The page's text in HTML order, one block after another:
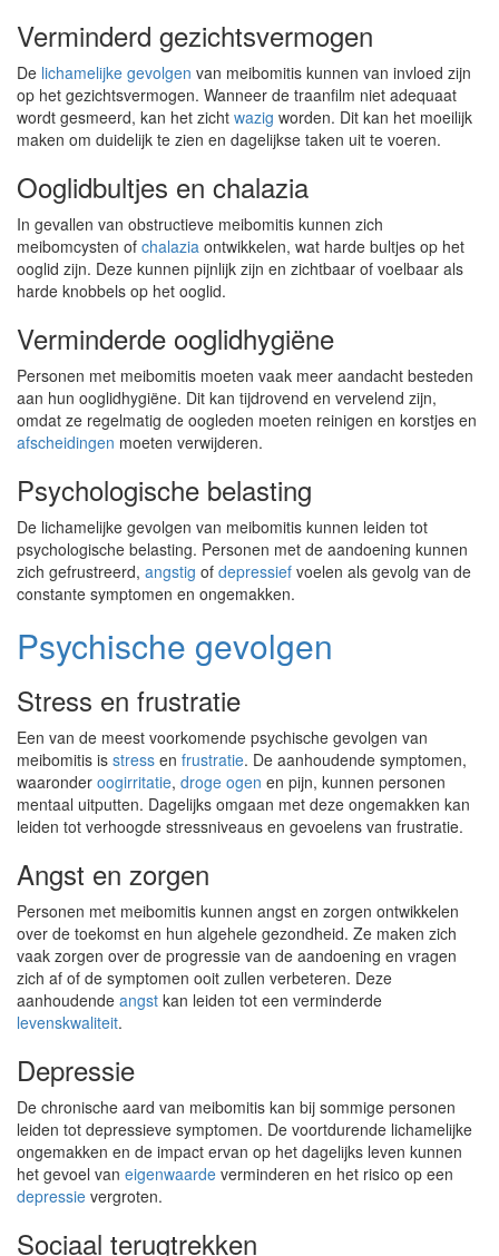
Verminderd gezichtsvermogen
De lichamelijke gevolgen van meibomitis kunnen van invloed zijn
op het gezichtsvermogen. Wanneer de traanfilm niet adequaat
wordt gesmeerd, kan het zicht wazig worden. Dit kan het moeilijk
maken om duidelijk te zien en dagelijkse taken uit te voeren.
Ooglidbultjes en chalazia
In gevallen van obstructieve meibomitis kunnen zich
meibomcysten of chalazia ontwikkelen, wat harde bultjes op het
ooglid zijn. Deze kunnen pijnlijk zijn en zichtbaar of voelbaar als
harde knobbels op het ooglid.
Verminderde ooglidhygiëne
Personen met meibomitis moeten vaak meer aandacht besteden
aan hun ooglidhygiëne. Dit kan tijdrovend en vervelend zijn,
omdat ze regelmatig de oogleden moeten reinigen en korstjes en
afscheidingen moeten verwijderen.
Psychologische belasting
De lichamelijke gevolgen van meibomitis kunnen leiden tot
psychologische belasting. Personen met de aandoening kunnen
zich gefrustreerd, angstig of depressief voelen als gevolg van de
constante symptomen en ongemakken.
Psychische gevolgen
Stress en frustratie
Een van de meest voorkomende psychische gevolgen van
meibomitis is stress en frustratie. De aanhoudende symptomen,
waaronder oogirritatie, droge ogen en pijn, kunnen personen
mentaal uitputten. Dagelijks omgaan met deze ongemakken kan
leiden tot verhoogde stressniveaus en gevoelens van frustratie.
Angst en zorgen
Personen met meibomitis kunnen angst en zorgen ontwikkelen
over de toekomst en hun algehele gezondheid. Ze maken zich
vaak zorgen over de progressie van de aandoening en vragen
zich af of de symptomen ooit zullen verbeteren. Deze
aanhoudende angst kan leiden tot een verminderde
levenskwaliteit.
Depressie
De chronische aard van meibomitis kan bij sommige personen
leiden tot depressieve symptomen. De voortdurende lichamelijke
ongemakken en de impact ervan op het dagelijks leven kunnen
het gevoel van eigenwaarde verminderen en het risico op een
depressie vergroten.
Sociaal terugtrekken